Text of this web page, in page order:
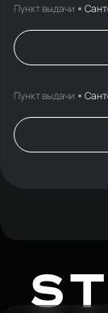
Пункт выдачи
Пункт выдачи